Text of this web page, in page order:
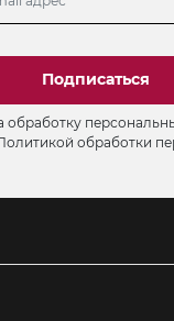
Подписаться
обработку
обработки